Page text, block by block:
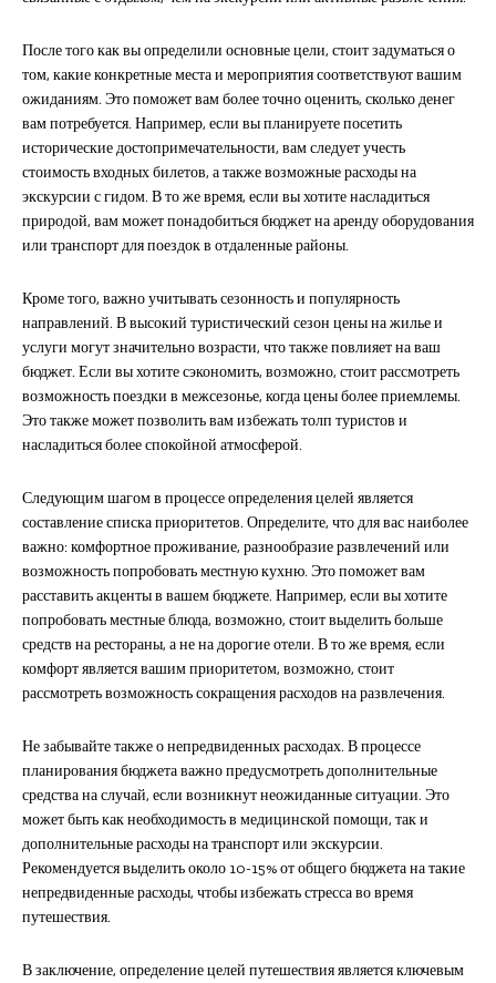
После того как вы определили основные цели, стоит задуматься о
том, какие конкретные места и мероприятия соответствуют вашим
ожиданиям. Это поможет вам более точно оценить, сколько денег
вам потребуется. Например, если вы планируете посетить
исторические достопримечательности, вам следует учесть
стоимость входных билетов, а также возможные расходы на
экскурсии с гидом. В то же время, если вы хотите насладиться
природой, вам может понадобиться бюджет на аренду оборудования
или транспорт для поездок в отдаленные районы.
Кроме того, важно учитывать сезонность и популярность
направлений. В высокий туристический сезон цены на жилье и
услуги могут значительно возрасти, что также повлияет на ваш
бюджет. Если вы хотите сэкономить, возможно, стоит рассмотреть
возможность поездки в межсезонье, когда цены более приемлемы.
Это также может позволить вам избежать толп туристов и
насладиться более спокойной атмосферой.
Следующим шагом в процессе определения целей является
составление списка приоритетов. Определите, что для вас наиболее
важно: комфортное проживание, разнообразие развлечений или
возможность попробовать местную кухню. Это поможет вам
расставить акценты в вашем бюджете. Например, если вы хотите
попробовать местные блюда, возможно, стоит выделить больше
средств на рестораны, а не на дорогие отели. В то же время, если
комфорт является вашим приоритетом, возможно, стоит
рассмотреть возможность сокращения расходов на развлечения.
Не забывайте также о непредвиденных расходах. В процессе
планирования бюджета важно предусмотреть дополнительные
средства на случай, если возникнут неожиданные ситуации. Это
может быть как необходимость в медицинской помощи, так и
дополнительные расходы на транспорт или экскурсии.
Рекомендуется выделить около 10-15% от общего бюджета на такие
непредвиденные расходы, чтобы избежать стресса во время
путешествия.
В заключение, определение целей путешествия является ключевым